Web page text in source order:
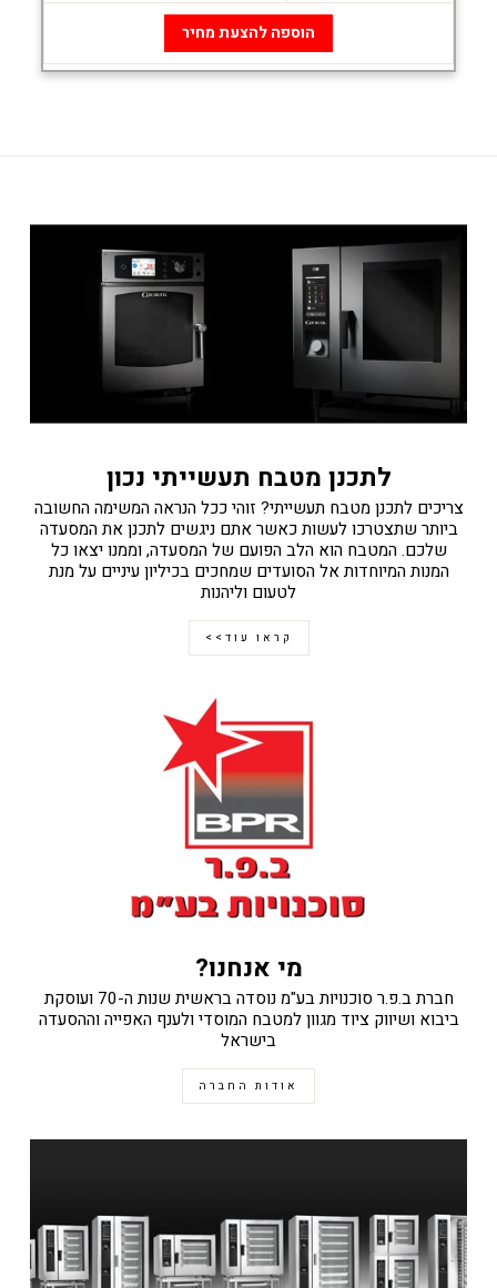
הוספה להצעת מחיר
לתכנן מטבח תעשייתי נכון
צריכים לתכנן מטבח תעשייתי? זוהי ככל הנראה המשימה החשובה
ביותר שתצטרכו לעשות כאשר אתם ניגשים לתכנן את המסעדה
שלכם. המטבח הוא הלב הפועם של המסעדה, וממנו יצאו כל
המנות המיוחדות אל הסועדים שמחכים בכיליון עיניים על מנת
לטעום וליהנות
קראו עוד>>
מי אנחנו?
חברת ב.פ.ר סוכנויות בע"מ נוסדה בראשית שנות ה-70 ועוסקת
ביבוא ושיווק ציוד מגוון למטבח המוסדי ולענף האפייה וההסעדה
בישראל
אודות החברה